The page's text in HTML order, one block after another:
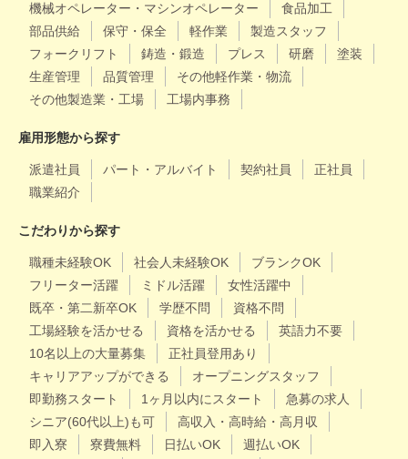
機械オペレーター・マシンオペレーター
食品加工
部品供給
保守・保全 軽作業
製造スタッフ
フォークリフト
鋳造・鍛造 プレス 研磨
塗装
生産管理
品質管理
その他軽作業・物流
その他製造業・工場
工場内事務
雇用形態から探す
派遣社員 パート・アルバイト 契約社員
正社員
職業紹介
こだわりから探す
職種未経験OK 社会人未経験OK
ブランクOK
フリーター活躍
ミドル活躍
女性活躍中
既卒・第二新卒OK
学歴不問
資格不問
工場経験を活かせる
資格を活かせる
英語力不要
10名以上の大量募集
正社員登用あり
キャリアアップができる
オープニングスタッフ
即勤務スタート
1ヶ月以内にスタート
急募の求人
シニア(60代以上)も可
高収入・高時給・高月収
即入寮
寮費無料 日払いOK
週払いOK